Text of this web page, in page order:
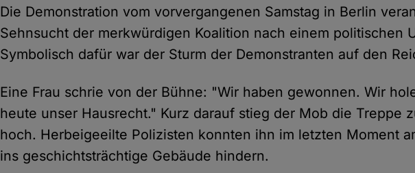
Die Demonstration vom vorvergangenen Samstag in Berlin
Sehnsucht der merkwürdigen Koalition nach einem politischen
Symbolisch dafür war der Sturm der Demonstranten auf den
Eine Frau schrie von der Bühne: "Wir haben gewonnen. Wir
heute unser Hausrecht." Kurz darauf stieg der Mob die Treppe
hoch. Herbeigeeilte Polizisten konnten ihn im letzten Moment
ins geschichtsträchtige Gebäude hindern.